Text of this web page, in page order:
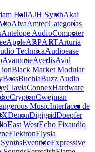
HallAJH SynthAkai
AlvaAmtec
Antelope Audio
AppleARPARTArturia
TechnicaAudioease
AvantoneAvedisAvid
Black Market Modular
BossBuchlaBuzz Audio
ClaviaConnex
CryptonCwejman
Music
DenonDigigridDoepfer
East WestEcho Fix
ElektronElysia
EventideExpressive
Categorías
Computer
Hardware
Interfaces de
audio